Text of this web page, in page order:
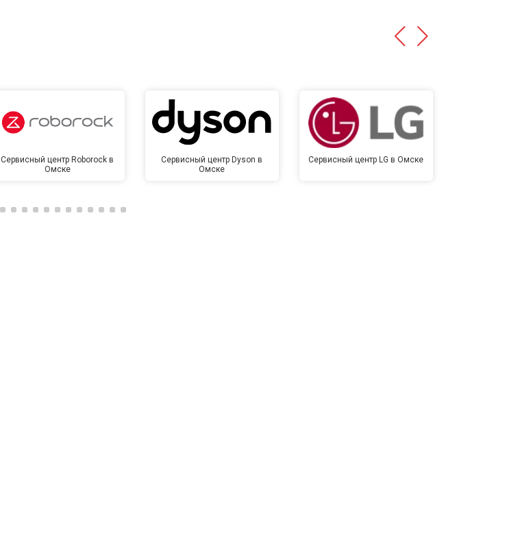
Сервисный центр Roborock в
Омске
Сервисный центр Dyson в
Омске
Сервисный центр LG в Омске